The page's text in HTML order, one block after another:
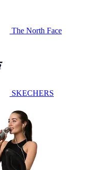
The North Face
SKECHERS